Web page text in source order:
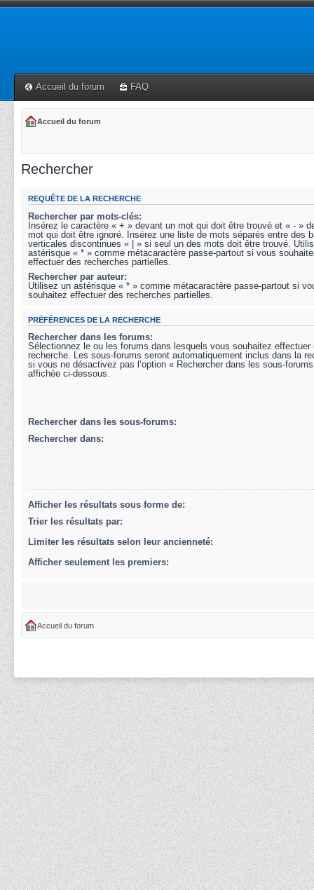
Accueil du forum FAQ
Accueil du forum
Rechercher
REQUÊTE DE LA RECHERCHE
Rechercher par mots-clés:
Insérez le caractère « + » devant un mot qui doit être trouvé et « - »
mot qui doit être ignoré. Insérez une liste de mots séparés entre des
verticales discontinues « | » si seul un des mots doit être trouvé.
astérisque « * » comme métacaractère passe-partout si vous
effectuer des recherches partielles.
Rechercher par auteur:
Utilisez un astérisque « * » comme métacaractère passe-partout si
souhaitez effectuer des recherches partielles.
PRÉFÉRENCES DE LA RECHERCHE
Rechercher dans les forums:
Sélectionnez le ou les forums dans lesquels vous souhaitez effectuer
recherche. Les sous-forums seront automatiquement inclus dans la
si vous ne désactivez pas l’option « Rechercher dans les sous-
affichée ci-dessous.
Rechercher dans les sous-forums:
Rechercher dans:
Afficher les résultats sous forme de:
Trier les résultats par:
Limiter les résultats selon leur ancienneté:
Afficher seulement les premiers:
Accueil du forum